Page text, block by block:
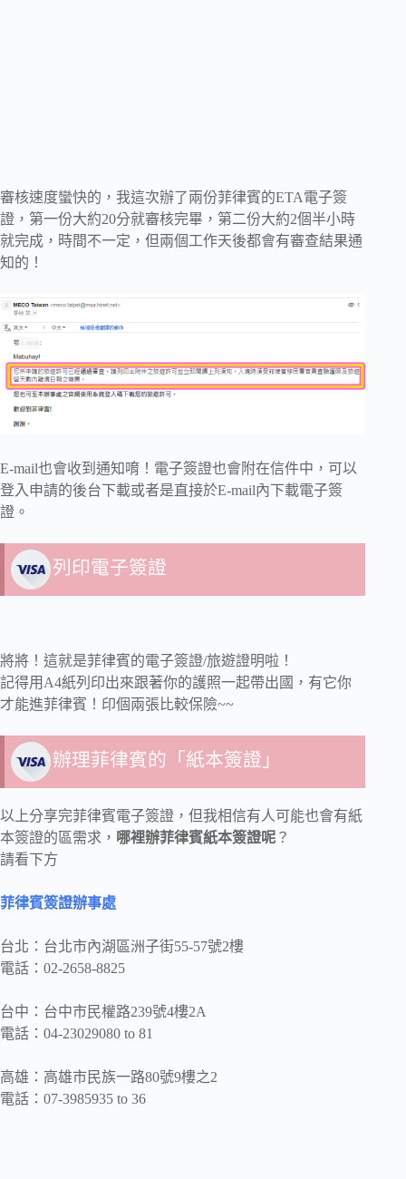
審核速度蠻快的，我這次辦了兩份菲律賓的ETA電子簽
證，第一份大約20分就審核完畢，第二份大約2個半小時
就完成，時間不一定，但兩個工作天後都會有審查結果通
知的！
E-mail也會收到通知唷！電子簽證也會附在信件中，可以
登入申請的後台下載或者是直接於E-mail內下載電子簽
證。
列印電子簽證
將將！這就是菲律賓的電子簽證/旅遊證明啦！
記得用A4紙列印出來跟著你的護照一起帶出國，有它你
才能進菲律賓！印個兩張比較保險~~
辦理菲律賓的「紙本簽證」
以上分享完菲律賓電子簽證，但我相信有人可能也會有紙
本簽證的區需求， 哪裡辦菲律賓紙本簽證呢 ？
請看下方
菲律賓簽證辦事處
台北：台北市內湖區洲子街55-57號2樓
電話：02-2658-8825
台中：台中市民權路239號4樓2A
電話：04-23029080 to 81
高雄：高雄市民族一路80號9樓之2
電話：07-3985935 to 36